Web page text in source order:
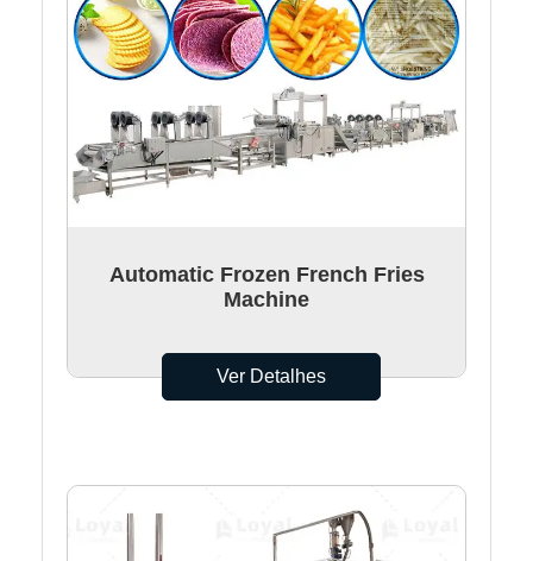
Automatic Frozen French Fries
Machine
Ver Detalhes